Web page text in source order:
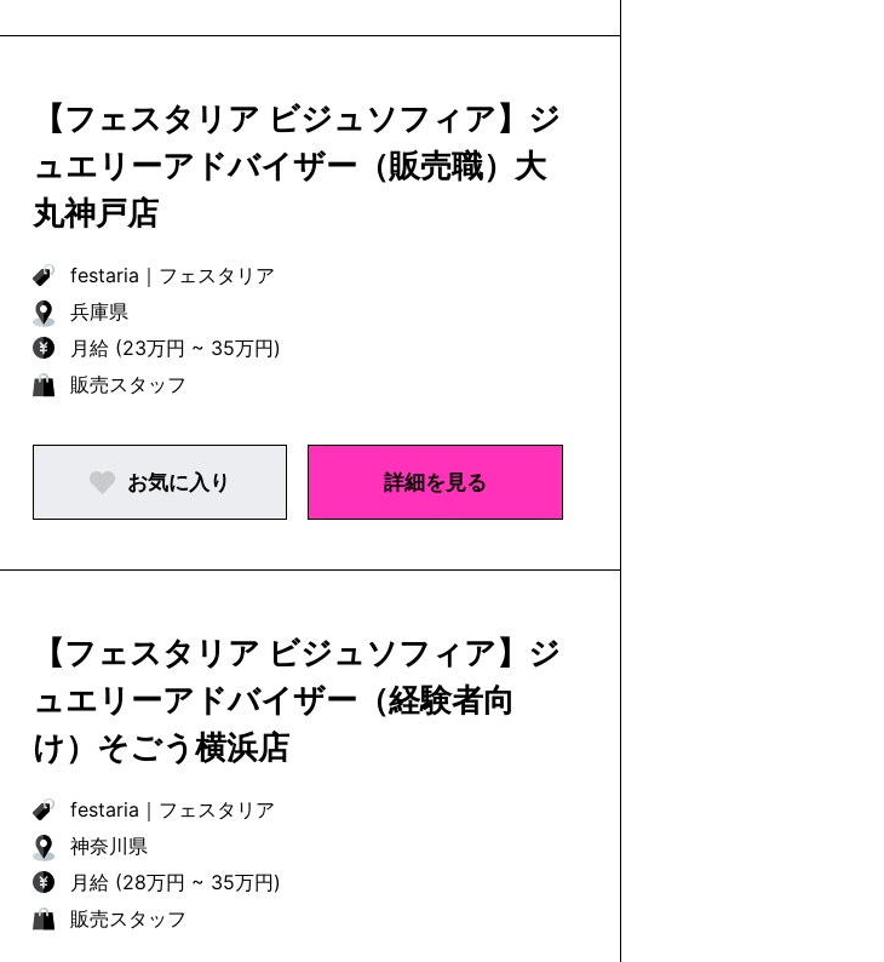
【フェスタリア ビジュソフィア】ジ
ュエリーアドバイザー（販売職）大
丸神戸店
festaria ｜ フェスタリア
兵庫県
月給 (23万円 ~ 35万円)
販売スタッフ
お気に入り 詳細を見る
【フェスタリア ビジュソフィア】ジ
ュエリーアドバイザー（経験者向
け）そごう横浜店
festaria ｜ フェスタリア
神奈川県
月給 (28万円 ~ 35万円)
販売スタッフ